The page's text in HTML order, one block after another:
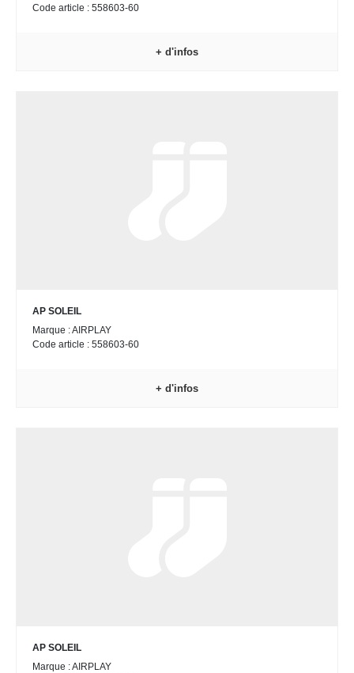
Code article : 558603-60
+ d'infos
AP SOLEIL
Marque : AIRPLAY
Code article : 558603-60
+ d'infos
AP SOLEIL
Marque : AIRPLAY